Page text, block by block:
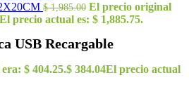
$1,985.00 El precio original
El precio actual es: $ 1,885.75.
USB Recargable
$ 404.25.$ 384.04El precio actual